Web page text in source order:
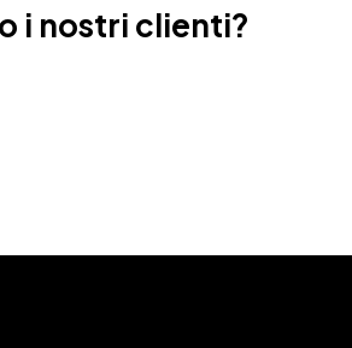
i nostri clienti?